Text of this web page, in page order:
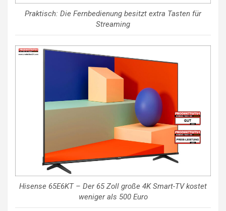
Praktisch: Die Fernbedienung besitzt extra Tasten für
Streaming
Hisense 65E6KT – Der 65 Zoll große 4K Smart-TV kostet
weniger als 500 Euro